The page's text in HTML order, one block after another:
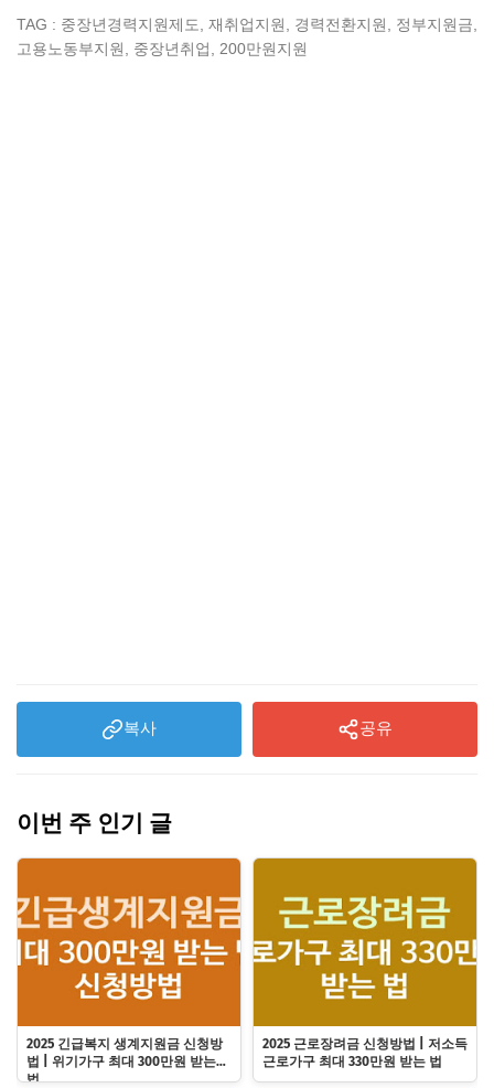
TAG : 중장년경력지원제도, 재취업지원, 경력전환지원, 정부지원금,
고용노동부지원, 중장년취업, 200만원지원
복사 공유
이번 주 인기 글
2025 긴급복지 생계지원금 신청방
법 | 위기가구 최대 300만원 받는
법
2025 근로장려금 신청방법 | 저소득
근로가구 최대 330만원 받는 법